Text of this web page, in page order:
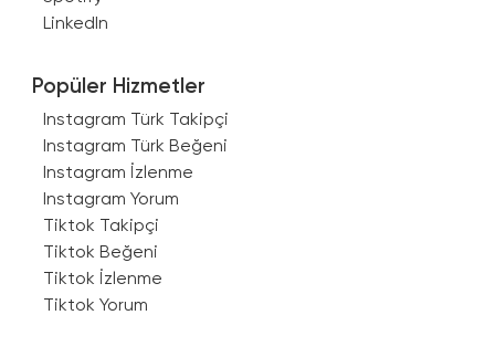
LinkedIn
Popüler Hizmetler
Instagram Türk Takipçi
Instagram Türk Beğeni
Instagram İzlenme
Instagram Yorum
Tiktok Takipçi
Tiktok Beğeni
Tiktok İzlenme
Tiktok Yorum